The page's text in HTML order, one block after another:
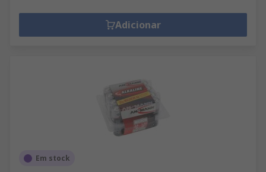
Adicionar
Em stock